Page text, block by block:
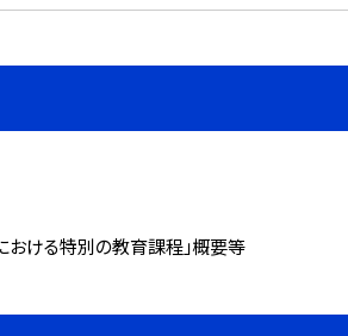
おける特別の教育課程」概要等